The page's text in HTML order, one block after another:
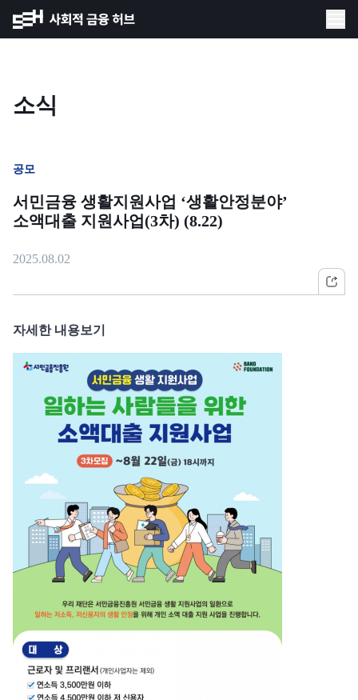
소식
공모
서민금융 생활지원사업 ‘생활안정분야’
소액대출 지원사업(3차) (8.22)
2025.08.02
자세한 내용보기